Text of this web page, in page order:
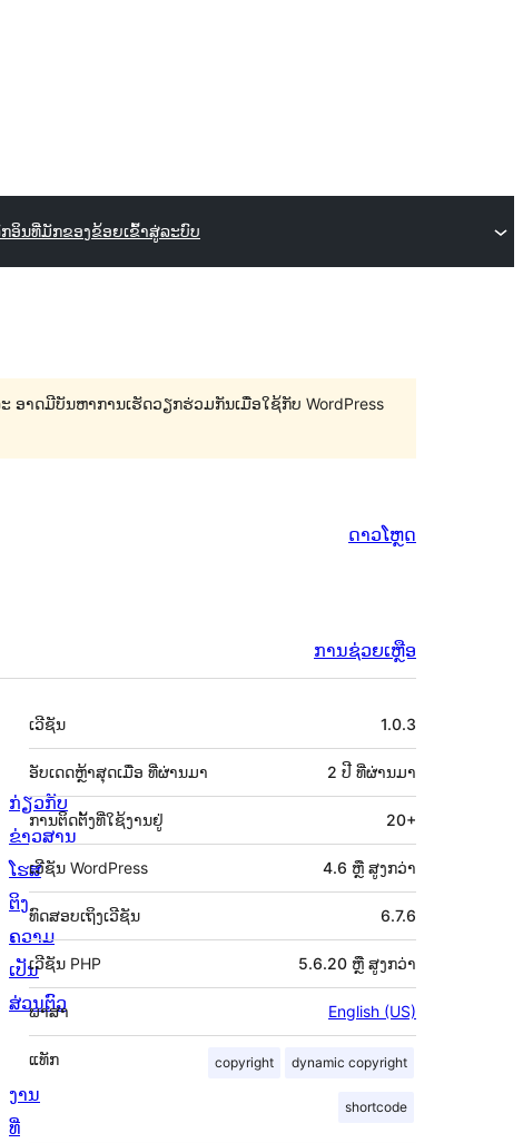
ອິນທີ່ມັກຂອງຂ້ອຍເຂົ້າສູ່ລະບົບ
າດມີບັນຫາການເຮັດວຽກຮ່ວມກັນເມື່ອໃຊ້ກັບ WordPress
ດາວໂຫຼດ
ການຊ່ວຍເຫຼືອ
ຂໍ້ມູນ
ກຳກັບ
(Meta)
ເວີຊັນ 1.0.3
ອັບເດດຫຼ້າສຸດເມື່ອ 2 ປີ ທີ່ຜ່ານມາ
ທີ່ຜ່ານມາ
ການຕິດຕັ້ງທີ່ໃຊ້ງານຢູ່ 20+
ເວີຊັນ WordPress 4.6 ຫຼື ສູງກວ່າ
ທົດສອບເຖິງເວີຊັນ 6.7.6
ເວີຊັນ PHP 5.6.20 ຫຼື ສູງກວ່າ
ພາສາ English (US)
ແທັກ copyright dynamic copyright
shortcode
ກ່ຽວກັບ
ຂ່າວສານ
ໂຮສ
ຕິງ
ຄວາມ
ເປັນ
ສ່ວນຕົວ
ງານ
ທີ່